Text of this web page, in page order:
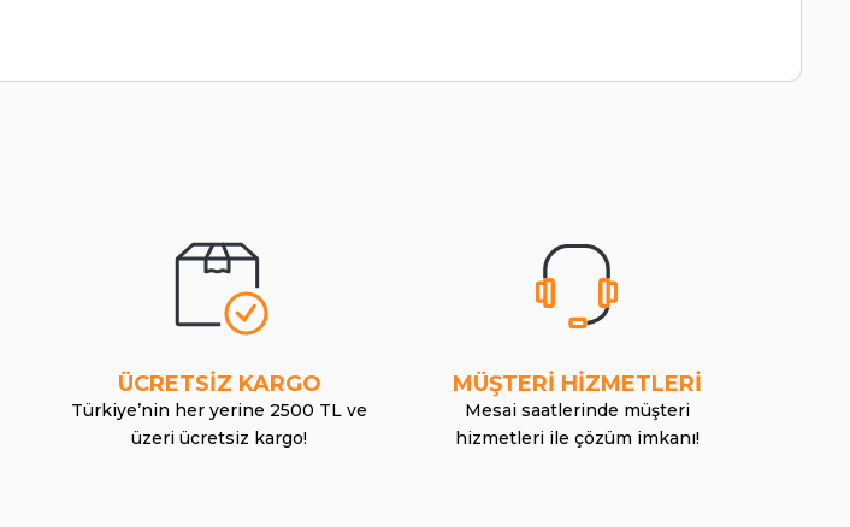
ÜCRETSİZ KARGO
Türkiye’nin her yerine 2500 TL ve
üzeri ücretsiz kargo!
MÜŞTERİ HİZMETLERİ
Mesai saatlerinde müşteri
hizmetleri ile çözüm imkanı!